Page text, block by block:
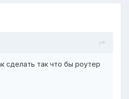
сделать так что бы роутер